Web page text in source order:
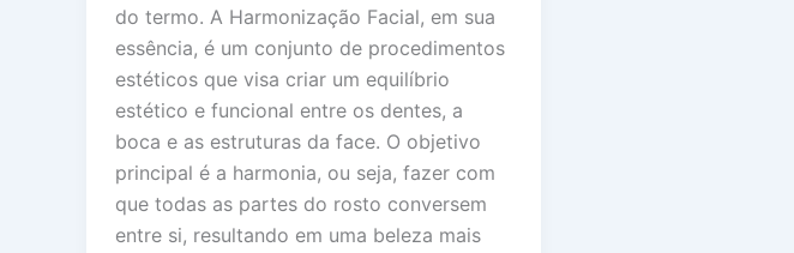
do termo. A Harmonização Facial, em sua
essência, é um conjunto de procedimentos
estéticos que visa criar um equilíbrio
estético e funcional entre os dentes, a
boca e as estruturas da face. O objetivo
principal é a harmonia, ou seja, fazer com
que todas as partes do rosto conversem
entre si, resultando em uma beleza mais